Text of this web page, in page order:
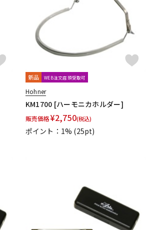
新品 WEB注文店頭受取可
Hohner
KM1700 [ハーモニカホルダー]
販売価格¥2,750(税込)
ポイント：1% (25pt)